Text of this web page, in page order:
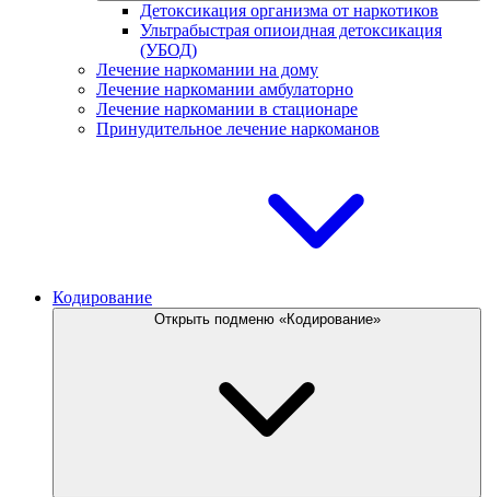
Детоксикация организма от наркотиков
Ультрабыстрая опиоидная детоксикация
(УБОД)
Лечение наркомании на дому
Лечение наркомании амбулаторно
Лечение наркомании в стационаре
Принудительное лечение наркоманов
Кодирование
Открыть подменю «Кодирование»